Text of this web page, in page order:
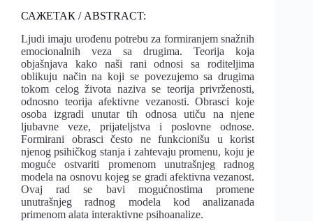
САЖЕТАК / ABSTRACT:
Ljudi imaju urođenu potrebu za formiranjem snažnih
emocionalnih veza sa drugima. Teorija koja
objašnjava kako naši rani odnosi sa roditeljima
oblikuju način na koji se povezujemo sa drugima
tokom celog života naziva se teorija privrženosti,
odnosno teorija afektivne vezanosti. Obrasci koje
osoba izgradi unutar tih odnosa utiču na njene
ljubavne veze, prijateljstva i poslovne odnose.
Formirani obrasci često ne funkcionišu u korist
njenog psihičkog stanja i zahtevaju promenu, koju je
moguće ostvariti promenom unutrašnjeg radnog
modela na osnovu kojeg se gradi afektivna vezanost.
Ovaj rad se bavi mogućnostima promene
unutrašnjeg radnog modela kod analizanada
primenom alata interaktivne psihoanalize.